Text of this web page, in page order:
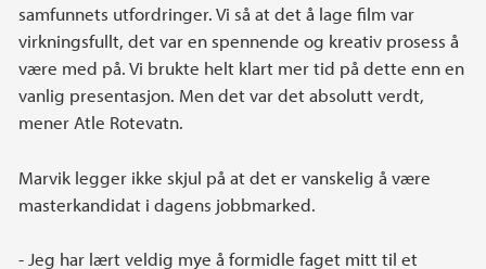
samfunnets utfordringer. Vi så at det å lage film var
virkningsfullt, det var en spennende og kreativ prosess å
være med på. Vi brukte helt klart mer tid på dette enn en
vanlig presentasjon. Men det var det absolutt verdt,
mener Atle Rotevatn.
Marvik legger ikke skjul på at det er vanskelig å være
masterkandidat i dagens jobbmarked.
- Jeg har lært veldig mye å formidle faget mitt til et